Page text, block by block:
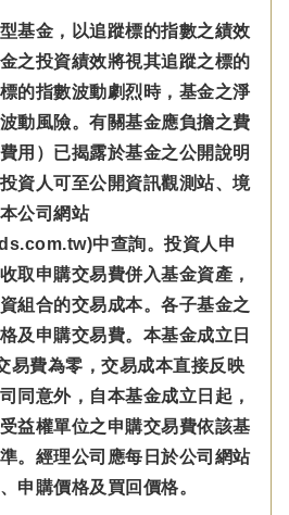
基金，以追蹤標的指數之績效
之投資績效將視其追蹤之標的
的指數波動劇烈時，基金之淨
動風險。有關基金應負擔之費
用）已揭露於基金之公開說明
資人可至公開資訊觀測站、境
公司網站
中查詢。投資人申
取申購交易費併入基金資產，
組合的交易成本。各子基金之
及申購交易費。本基金成立日
易費為零，交易成本直接反映
同意外，自本基金成立日起，
益權單位之申購交易費依該基
。經理公司應每日於公司網站
申購價格及買回價格。